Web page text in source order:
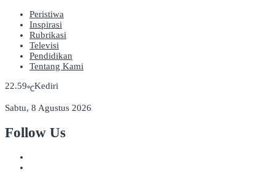
Peristiwa
Inspirasi
Rubrikasi
Televisi
Pendidikan
Tentang Kami
22.59℃Kediri
Sabtu, 8 Agustus 2026
Follow Us